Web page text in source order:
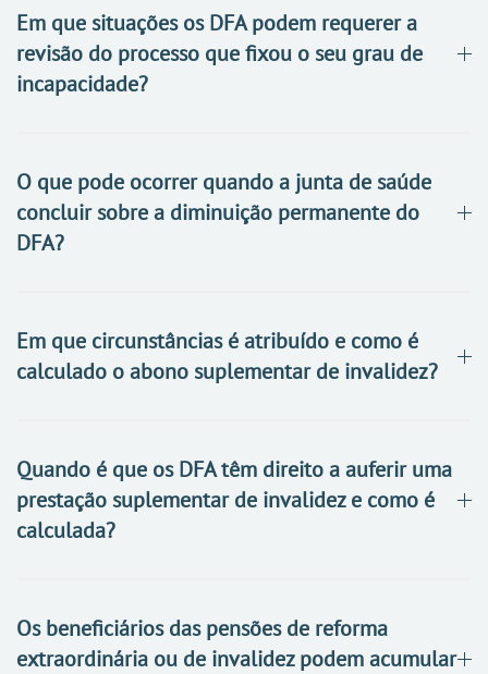
Em que situações os DFA podem requerer a
revisão do processo que fixou o seu grau de
incapacidade?
O que pode ocorrer quando a junta de saúde
concluir sobre a diminuição permanente do
DFA?
Em que circunstâncias é atribuído e como é
calculado o abono suplementar de invalidez?
Quando é que os DFA têm direito a auferir uma
prestação suplementar de invalidez e como é
calculada?
Os beneficiários das pensões de reforma
extraordinária ou de invalidez podem acumular